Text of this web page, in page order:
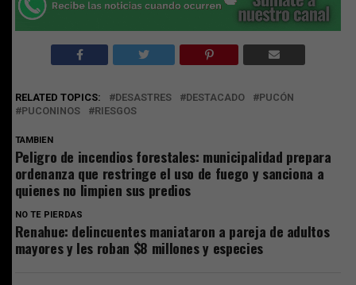
RELATED TOPICS: DESASTRES DESTACADO
PUCÓN
PUCONINOS
RIESGOS
TAMBIEN
Peligro de incendios forestales: municipalidad prepara
ordenanza que restringe el uso de fuego y sanciona a
quienes no limpien sus predios
NO TE PIERDAS
Renahue: delincuentes maniataron a pareja de adultos
mayores y les roban $8 millones y especies